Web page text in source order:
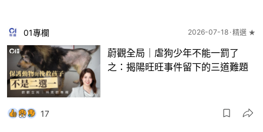
01專欄 2026-07-18 精選 ★
蔚觀全局｜虐狗少年不能一罰了
之：揭陽旺旺事件留下的三道難題
17